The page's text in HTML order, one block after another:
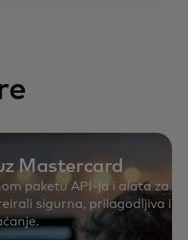
Mastercard
paketu API-ja i alata za
sigurna, prilagodljiva i